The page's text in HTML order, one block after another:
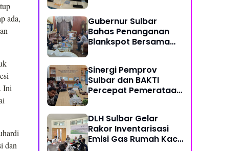
ada,
Ini
dan
Titik Akses Internet
Gubernur Sulbar
Bahas Penanganan
Blankspot Bersama
Sinergi Pemprov
Sulbar dan BAKTI
Percepat Pemerataan
DLH Sulbar Gelar
Rakor Inventarisasi
Emisi Gas Rumah Kaca